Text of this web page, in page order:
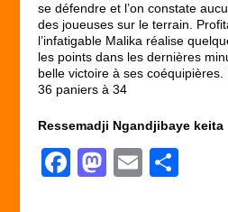
se défendre et l’on constate
des joueuses sur le terrain.
l’infatigable Malika réalise
les points dans les dernières
belle victoire à ses
36 paniers à 34
Ressemadji Ngandjibaye keita
F
M
E